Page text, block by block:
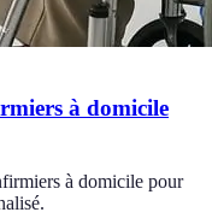
à domicile
à domicile pour